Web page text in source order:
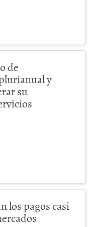
de
y
su
los pagos casi